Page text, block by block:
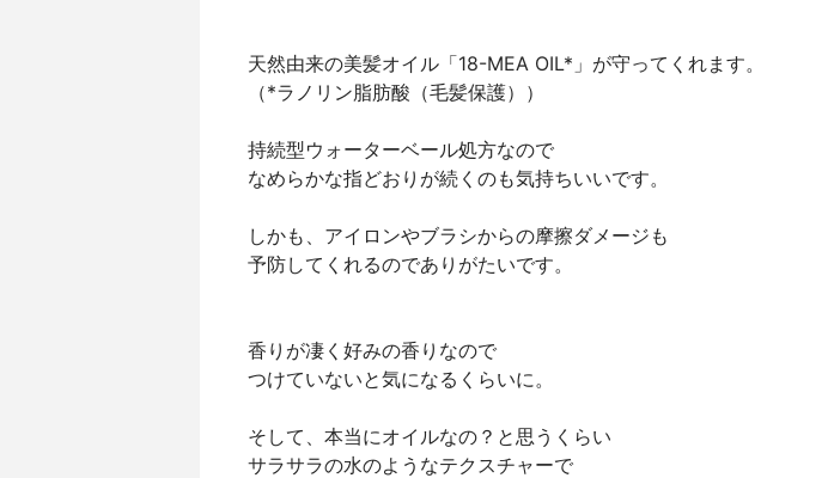
天然由来の美髪オイル「18-MEA OIL*」が守ってくれます。
（*ラノリン脂肪酸（毛髪保護））
持続型ウォーターベール処方なので
なめらかな指どおりが続くのも気持ちいいです。
しかも、アイロンやブラシからの摩擦ダメージも
予防してくれるのでありがたいです。
香りが凄く好みの香りなので
つけていないと気になるくらいに。
そして、本当にオイルなの？と思うくらい
サラサラの水のようなテクスチャーで